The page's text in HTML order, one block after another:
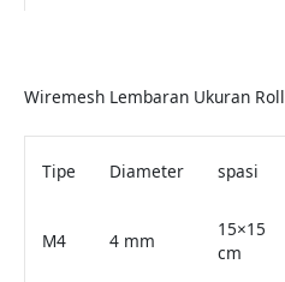
Wiremesh Lembaran Ukuran Roll
Tipe Diameter spasi
M4 4 mm
15×15
cm